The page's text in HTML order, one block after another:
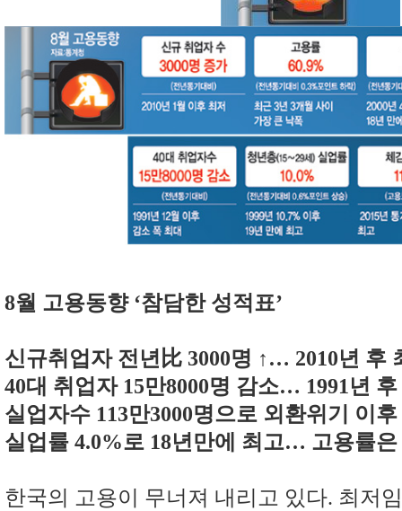
8월 고용동향 ‘참담한 성적표’
신규취업자 전년比 3000명 ↑… 2010년 후
40대 취업자 15만8000명 감소… 1991년
실업자수 113만3000명으로 외환위기 이
실업률 4.0%로 18년만에 최고… 고용률은
한국의 고용이 무너져 내리고 있다. 최저